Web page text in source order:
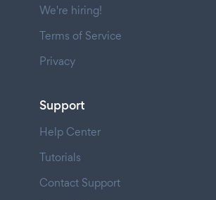
We're hiring!
Terms of Service
Privacy
Support
Help Center
Tutorials
Contact Support